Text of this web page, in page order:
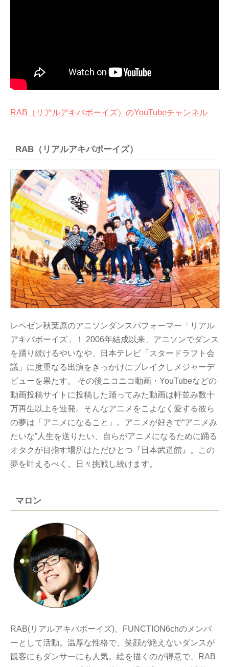
RAB（リアルアキバボーイズ）のYouTubeチャンネル
RAB（リアルアキバボーイズ）
レペゼン秋葉原のアニソンダンスパフォーマー「リアル
アキバボーイズ」！ 2006年結成以来、アニソンでダンス
を踊り続けるやいなや、日本テレビ「スタードラフト会
議」に度重なる出演をきっかけにブレイクしメジャーデ
ビューを果たす。 その後ニコニコ動画・YouTubeなどの
動画投稿サイトに投稿した踊ってみた動画は軒並み数十
万再生以上を連発。そんなアニメをこよなく愛する彼ら
の夢は「アニメになること」。アニメが好きで“アニメみ
たいな”人生を送りたい、自らがアニメになるために踊る
オタクが目指す場所はただひとつ『日本武道館』。この
夢を叶えるべく、日々挑戦し続けます。
マロン
RAB(リアルアキバボーイズ)、FUNCTION6chのメンバ
ーとして活動。温厚な性格で、笑顔が絶えないダンスが
観客にもダンサーにも人気。絵を描くのが得意で、RAB